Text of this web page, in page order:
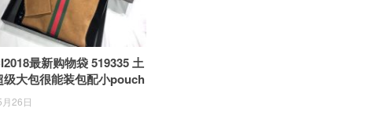
最新购物袋 519335 土
级大包很能装包配小pouch
韵味柔美 凹造型尤物 41×
26日